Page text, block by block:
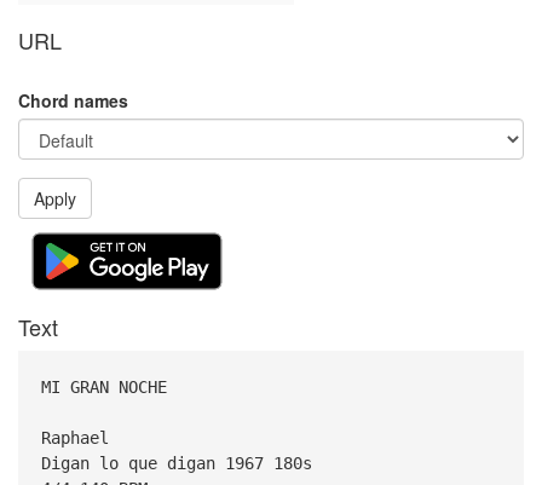
URL
Chord names
Apply
Text
MI GRAN NOCHE
Raphael
Digan lo que digan 1967 180s